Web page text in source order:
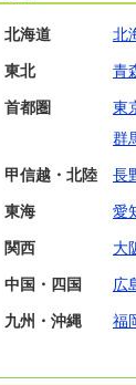
北海道 北
東北 青
首都圏 東
群
甲信越・北陸 長
東海 愛
関西 大
中国・四国 広
九州・沖縄 福